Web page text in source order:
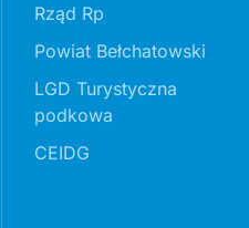
Rząd Rp
Powiat Bełchatowski
LGD Turystyczna
podkowa
CEIDG